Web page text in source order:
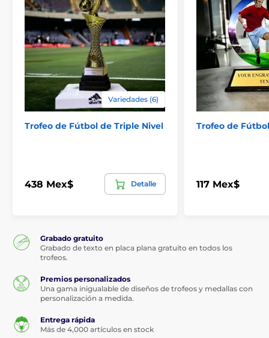
Variedades (6)
Trofeo de Fútbol de Triple Nivel
438 Mex$ Detalle
Trofeo de
117 Mex$
Grabado gratuito
Grabado de texto en placa plana gratuito en todos los
trofeos.
Premios personalizados
Una gama inigualable de diseños de trofeos y medallas con
personalización a medida.
Entrega rápida
Más de 4,000 artículos en stock